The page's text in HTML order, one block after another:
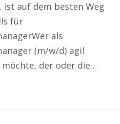
ist auf dem besten Weg
für
als
(m/w/d) agil
der oder die…